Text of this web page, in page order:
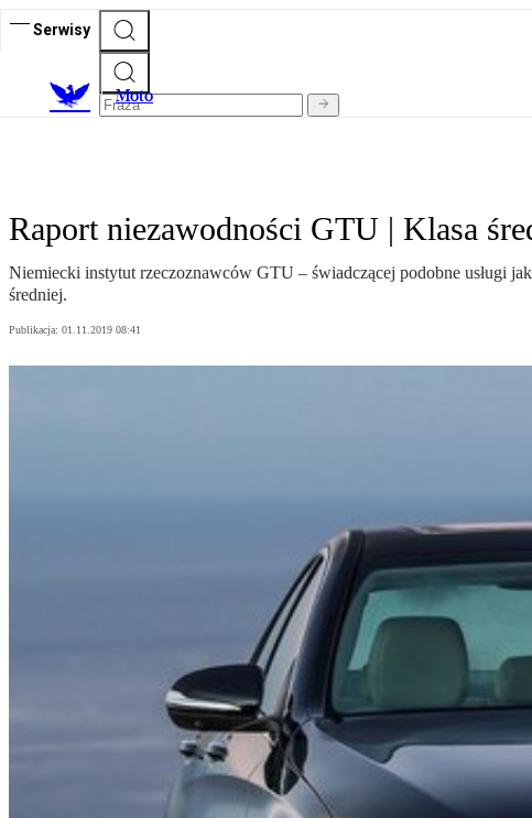
Serwisy
Moto
Raport niezawodności GTU | Klasa
Niemiecki instytut rzeczoznawców GTU – świadczącej podobne usługi
średniej.
Publikacja: 01.11.2019 08:41